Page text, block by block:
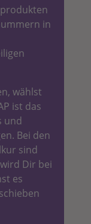
in
wählst
ist das
und
Bei den
sind
Dir bei
es